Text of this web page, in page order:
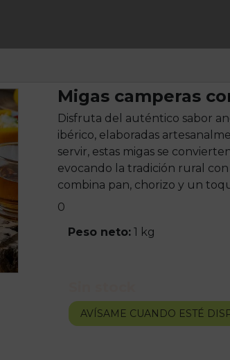
Migas camperas
Disfruta del auténtico sabor
ibérico, elaboradas
servir, estas migas se
evocando la tradición rural
combina pan, chorizo y un
0
Peso neto: 1 kg
AVÍSAME CUANDO ESTÉ